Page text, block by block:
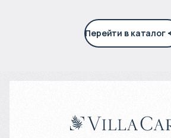
Перейти в каталог